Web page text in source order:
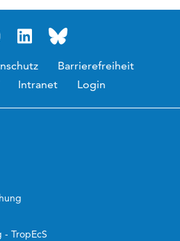
Barrierefreiheit
Intranet Login
TropEcS